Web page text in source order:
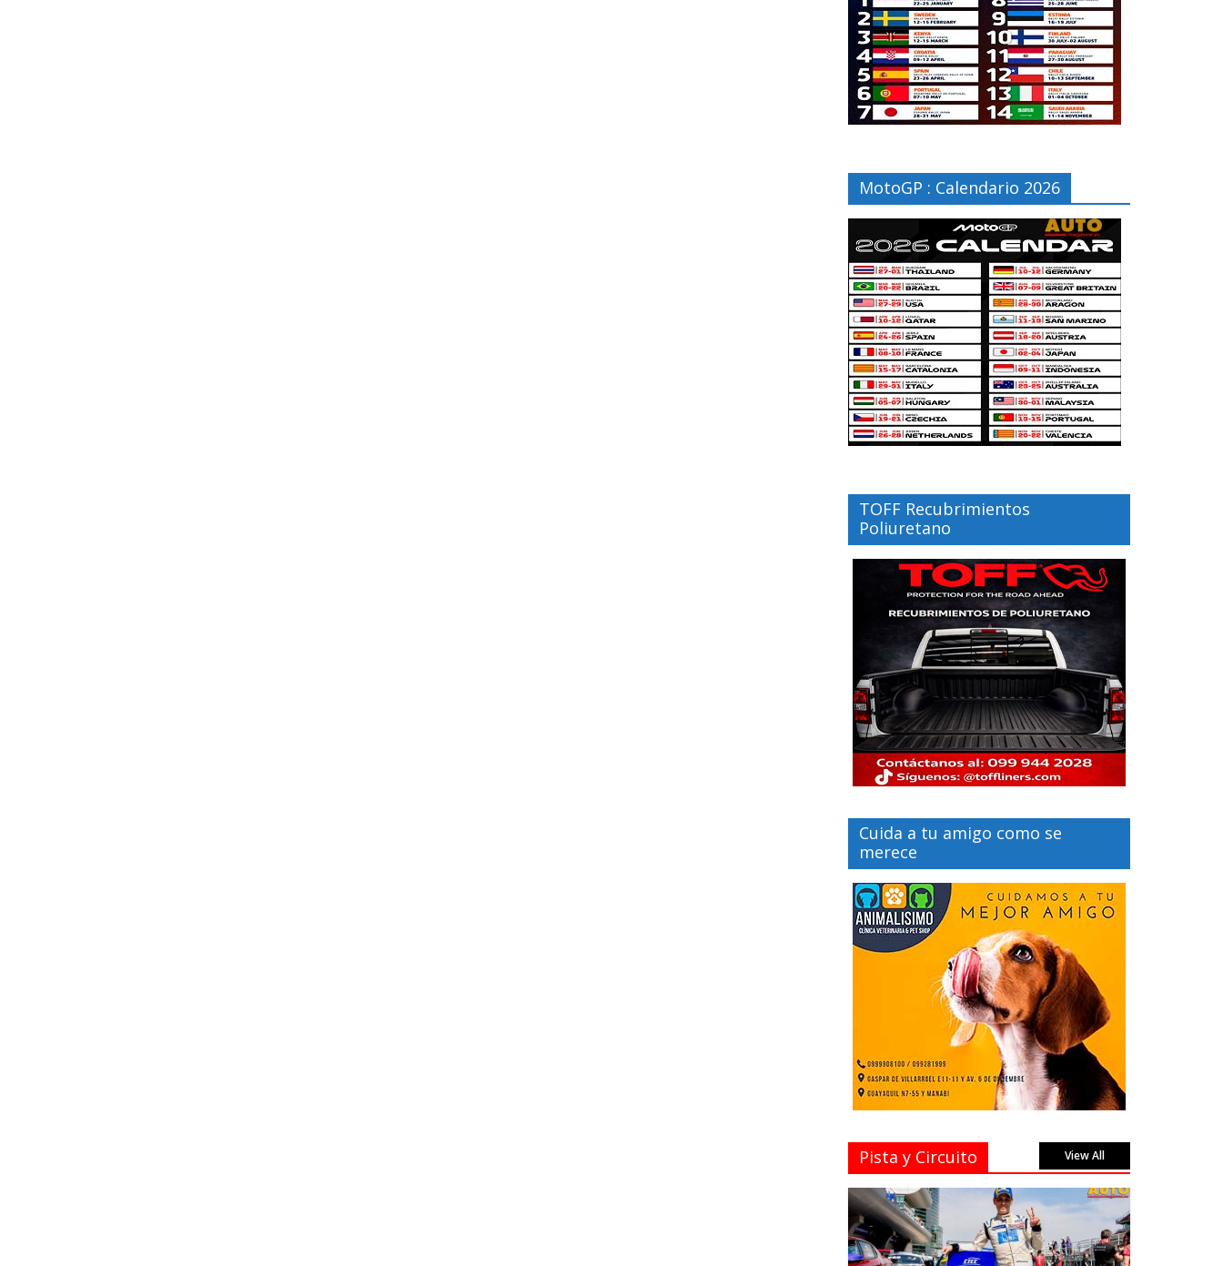
MotoGP : Calendario 2026
TOFF Recubrimientos
Poliuretano
Cuida a tu amigo como se
merece
Pista y Circuito View All